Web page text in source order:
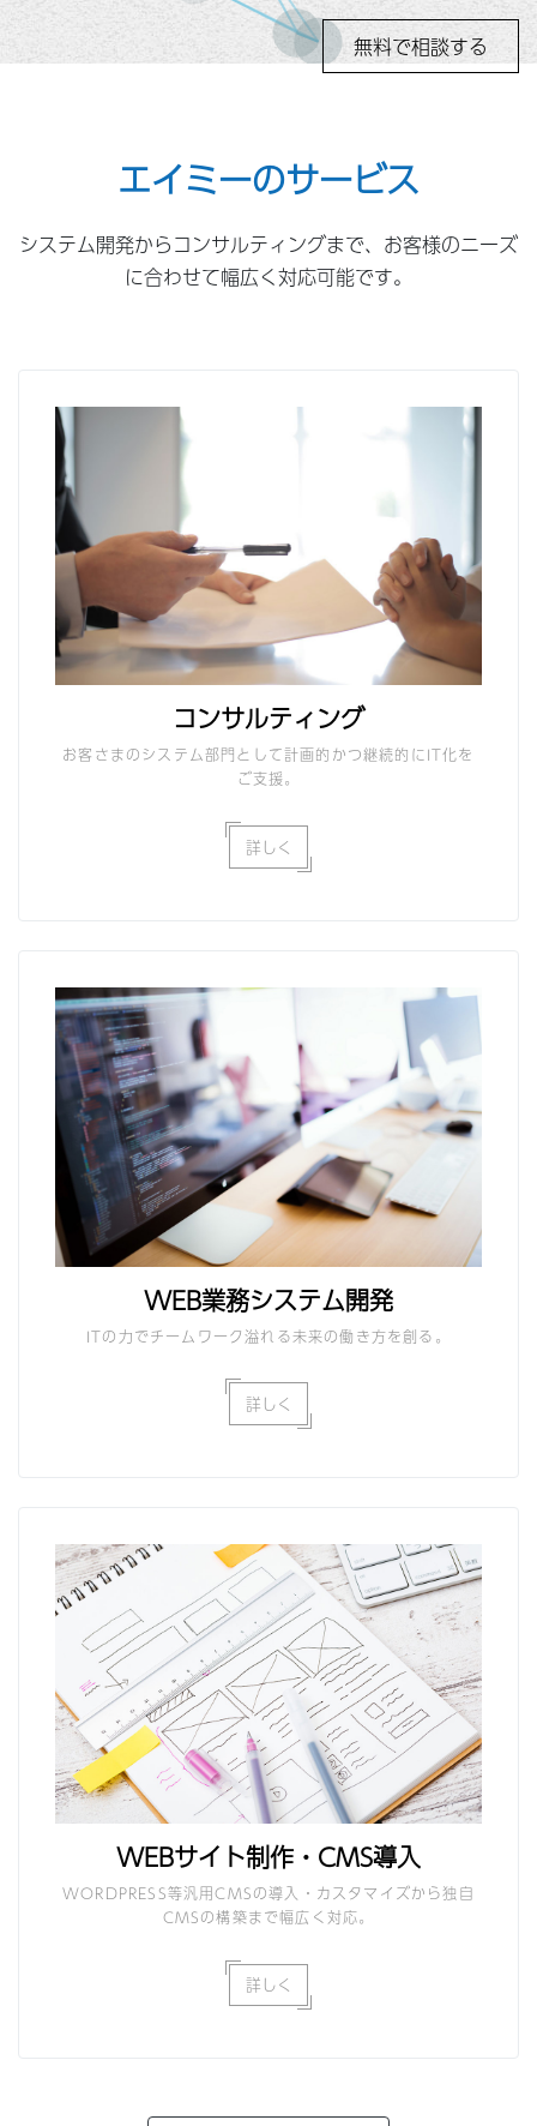
無料で相談する
エイミーのサービス
システム開発からコンサルティングまで、お客様のニーズ
に合わせて幅広く対応可能です。
コンサルティング
お客さまのシステム部門として計画的かつ継続的にIT化を
ご支援。
詳しく
WEB業務システム開発
ITの力でチームワーク溢れる未来の働き方を創る。
詳しく
WEBサイト制作・CMS導入
WORDPRESS等汎用CMSの導入・カスタマイズから独自
CMSの構築まで幅広く対応。
詳しく